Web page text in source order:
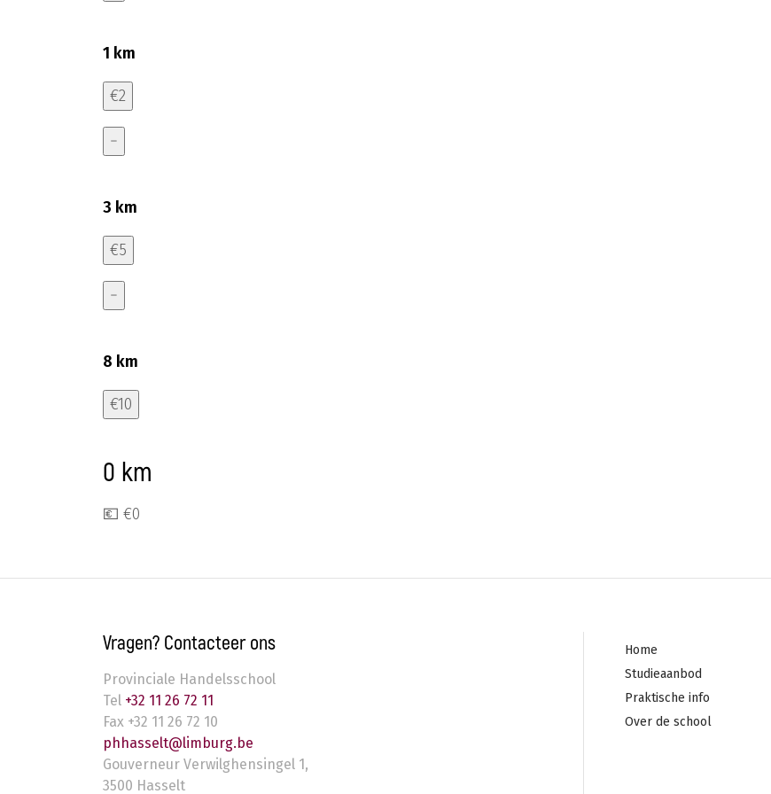
1 km
€2
−
3 km
€5
−
8 km
€10
0 km
💶 €0
Vragen? Contacteer ons
Provinciale Handelsschool
Tel +32 11 26 72 11
Fax +32 11 26 72 10
phhasselt@limburg.be
Gouverneur Verwilghensingel 1,
3500 Hasselt
Footer
Home
Studieaanbod
Praktische info
Over de school